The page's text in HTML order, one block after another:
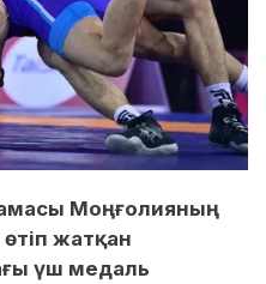
Моңғолияның
жатқан
үш медаль